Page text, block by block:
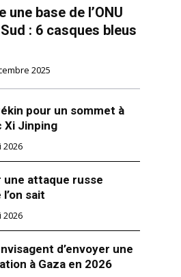
base de l’ONU
: 6 casques bleus
2025
pour un sommet à
Xi Jinping
2026
une attaque russe
sait
2026
d’envoyer une
à Gaza en 2026